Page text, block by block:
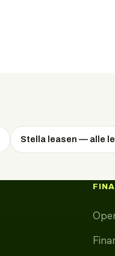
Stella leasen — alle